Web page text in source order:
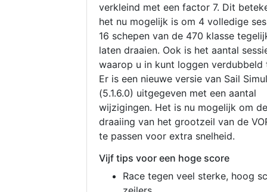
verkleind met een factor 7. Dit
het nu mogelijk is om 4 volledige
16 schepen van de 470 klasse
laten draaien. Ook is het aantal
waarop u in kunt loggen verdubbeld
Er is een nieuwe versie van Sail
(5.1.6.0) uitgegeven met een aantal
wijzigingen. Het is nu mogelijk om de
draaiing van het grootzeil van de
te passen voor extra snelheid.
Vijf tips voor een hoge score
Race tegen veel sterke, hoog